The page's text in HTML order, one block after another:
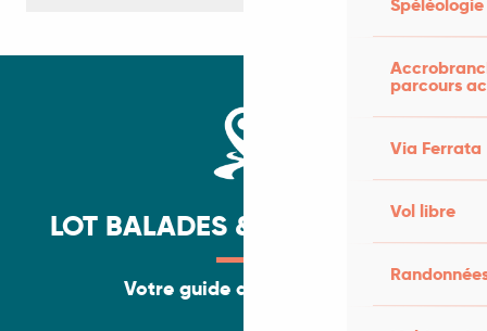
Spéléologie
parcours
Via Ferrata
Vol libre
LOT BALADES & PATRIMOINES
Votre guide dans la poche